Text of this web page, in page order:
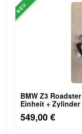
NEU
BMW Z3
Einheit +
549,00 €